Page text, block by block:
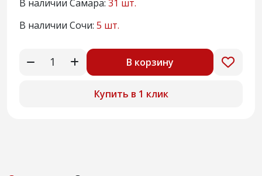
В наличии Самара: 31 шт.
В наличии Сочи: 5 шт.
В корзину
Купить в 1 клик